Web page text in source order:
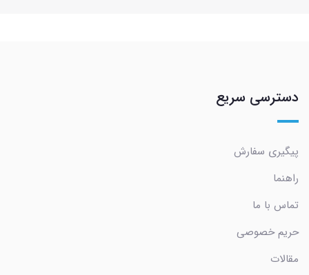
دسترسی سریع
پیگیری سفارش
راهنما
تماس با ما
حریم خصوصی
مقالات